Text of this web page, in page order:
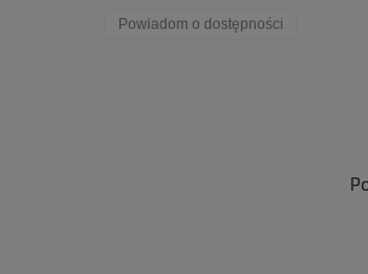
Powiadom o dostępności